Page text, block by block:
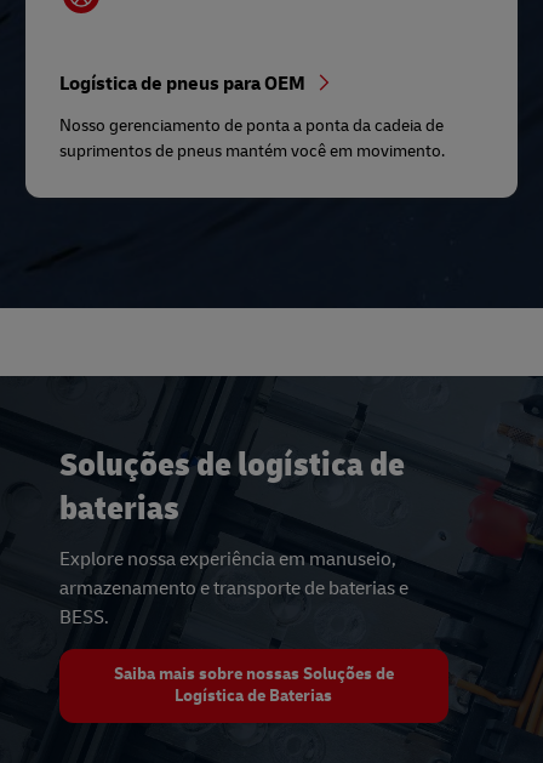
Logística de pneus para OEM
Nosso gerenciamento de ponta a ponta da cadeia de
suprimentos de pneus mantém você em movimento.
Soluções de logística de
baterias
Explore nossa experiência em manuseio,
armazenamento e transporte de baterias e
BESS.
Saiba mais sobre nossas Soluções de
Logística de Baterias